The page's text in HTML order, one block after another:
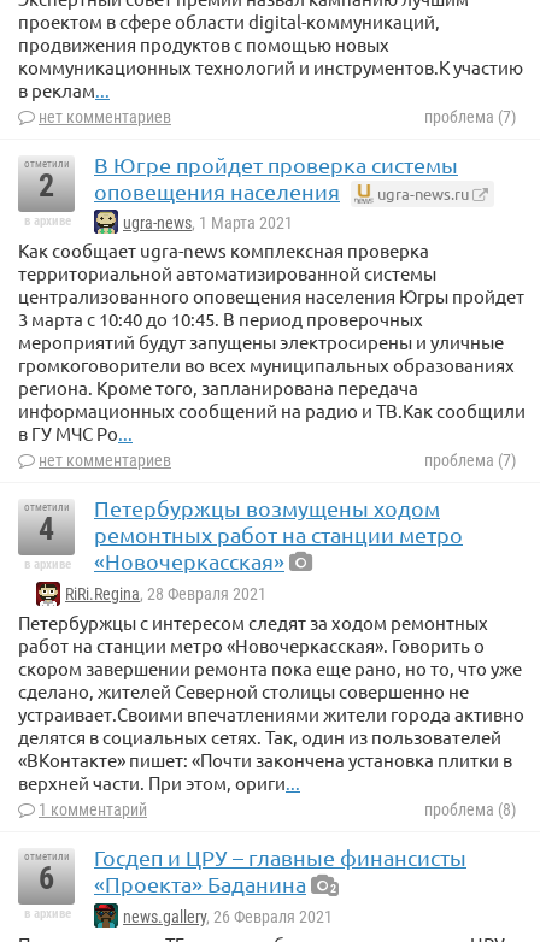
проектом в сфере области digital-коммуникаций,
продвижения продуктов с помощью новых
коммуникационных технологий и инструментов.К участию
в реклам...
нет комментариев проблема (7)
отметили
2
в архиве
В Югре пройдет проверка системы
оповещения населения
ugra-news.ru
ugra-news, 1 Марта 2021
Как сообщает ugra-news комплексная проверка
территориальной автоматизированной системы
централизованного оповещения населения Югры пройдет
3 марта с 10:40 до 10:45. В период проверочных
мероприятий будут запущены электросирены и уличные
громкоговорители во всех муниципальных образованиях
региона. Кроме того, запланирована передача
информационных сообщений на радио и ТВ.Как сообщили
в ГУ МЧС Ро...
нет комментариев проблема (7)
отметили
4
в архиве
Петербуржцы возмущены ходом
ремонтных работ на станции метро
«Новочеркасская»
RiRi.Regina, 28 Февраля 2021
Петербуржцы с интересом следят за ходом ремонтных
работ на станции метро «Новочеркасская». Говорить о
скором завершении ремонта пока еще рано, но то, что уже
сделано, жителей Северной столицы совершенно не
устраивает.Своими впечатлениями жители города активно
делятся в социальных сетях. Так, один из пользователей
«ВКонтакте» пишет: «Почти закончена установка плитки в
верхней части. При этом, ориги
1 комментарий проблема (8)
отметили
6
в архиве
Госдеп и ЦРУ – главные финансисты
«Проекта» Баданина
2
news.gallery, 26 Февраля 2021